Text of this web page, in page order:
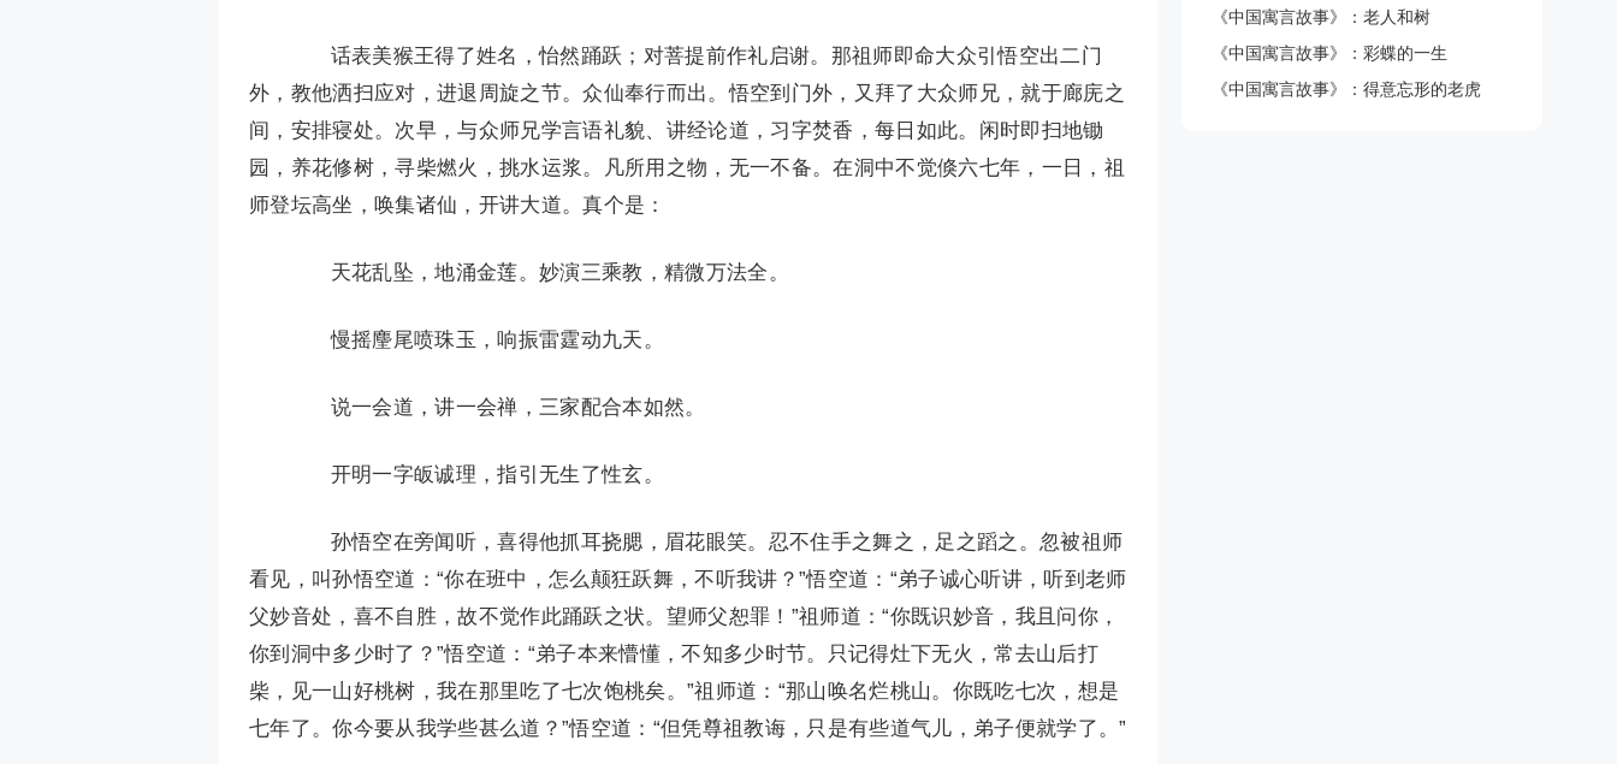
话表美猴王得了姓名，怡然踊跃；对菩提前作礼启谢。那祖师即命大众引悟空出二门
外，教他洒扫应对，进退周旋之节。众仙奉行而出。悟空到门外，又拜了大众师兄，就于廊庑之
间，安排寝处。次早，与众师兄学言语礼貌、讲经论道，习字焚香，每日如此。闲时即扫地锄
园，养花修树，寻柴燃火，挑水运浆。凡所用之物，无一不备。在洞中不觉倏六七年，一日，祖
师登坛高坐，唤集诸仙，开讲大道。真个是：
天花乱坠，地涌金莲。妙演三乘教，精微万法全。
慢摇麈尾喷珠玉，响振雷霆动九天。
说一会道，讲一会禅，三家配合本如然。
开明一字皈诚理，指引无生了性玄。
孙悟空在旁闻听，喜得他抓耳挠腮，眉花眼笑。忍不住手之舞之，足之蹈之。忽被祖师
看见，叫孙悟空道：“你在班中，怎么颠狂跃舞，不听我讲？”悟空道：“弟子诚心听讲，听到老师
父妙音处，喜不自胜，故不觉作此踊跃之状。望师父恕罪！”祖师道：“你既识妙音，我且问你，
你到洞中多少时了？”悟空道：“弟子本来懵懂，不知多少时节。只记得灶下无火，常去山后打
柴，见一山好桃树，我在那里吃了七次饱桃矣。”祖师道：“那山唤名烂桃山。你既吃七次，想是
七年了。你今要从我学些甚么道？”悟空道：“但凭尊祖教诲，只是有些道气儿，弟子便就学了。”
《中国寓言故事》：老人和树
《中国寓言故事》：彩蝶的一生
《中国寓言故事》：得意忘形的老虎